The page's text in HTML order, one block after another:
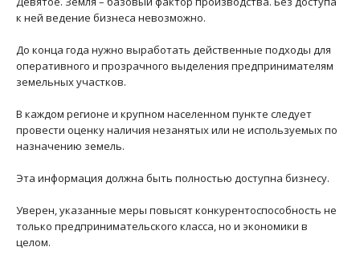
к ней ведение бизнеса невозможно.
До конца года нужно выработать действенные подходы для
оперативного и прозрачного выделения предпринимателям
земельных участков.
В каждом регионе и крупном населенном пункте следует
провести оценку наличия незанятых или не используемых по
назначению земель.
Эта информация должна быть полностью доступна бизнесу.
Уверен, указанные меры повысят конкурентоспособность не
только предпринимательского класса, но и экономики в
целом.